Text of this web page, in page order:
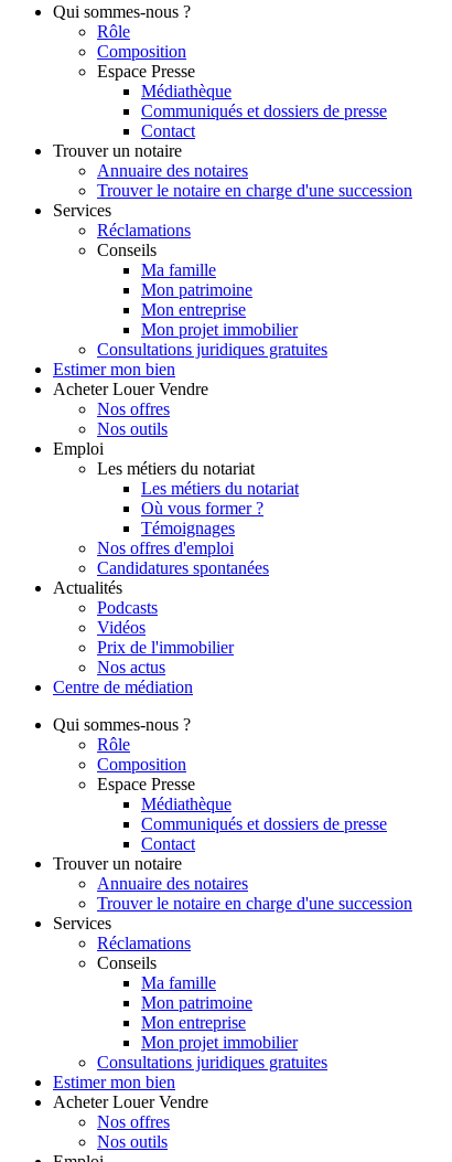
Qui sommes-nous ?
Rôle
Composition
Espace Presse
Médiathèque
Communiqués et dossiers de presse
Contact
Trouver un notaire
Annuaire des notaires
Trouver le notaire en charge d'une succession
Services
Réclamations
Conseils
Ma famille
Mon patrimoine
Mon entreprise
Mon projet immobilier
Consultations juridiques gratuites
Estimer mon bien
Acheter Louer Vendre
Nos offres
Nos outils
Emploi
Les métiers du notariat
Les métiers du notariat
Où vous former ?
Témoignages
Nos offres d'emploi
Candidatures spontanées
Actualités
Podcasts
Vidéos
Prix de l'immobilier
Nos actus
Centre de médiation
Qui sommes-nous ?
Rôle
Composition
Espace Presse
Médiathèque
Communiqués et dossiers de presse
Contact
Trouver un notaire
Annuaire des notaires
Trouver le notaire en charge d'une succession
Services
Réclamations
Conseils
Ma famille
Mon patrimoine
Mon entreprise
Mon projet immobilier
Consultations juridiques gratuites
Estimer mon bien
Acheter Louer Vendre
Nos offres
Nos outils